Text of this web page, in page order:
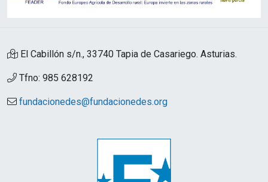
El Cabillón s/n., 33740 Tapia de Casariego. Asturias.
Tfno: 985 628192
fundacionedes@fundacionedes.org